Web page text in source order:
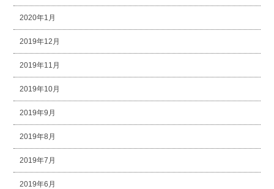
2020年1月
2019年12月
2019年11月
2019年10月
2019年9月
2019年8月
2019年7月
2019年6月